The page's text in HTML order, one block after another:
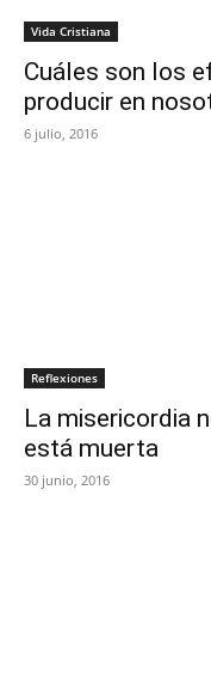
Vida Cristiana
Cuáles son los
producir en
6 julio, 2016
Reflexiones
La misericordia
está muerta
30 junio, 2016